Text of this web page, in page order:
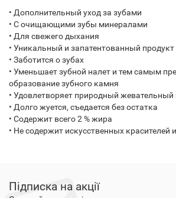
• Дополнительный уход за зубами
• C очищающими зубы минералами
• Для свежего дыхания
• Уникальный и запатентованный продукт
• Заботится о зубах
• Уменьшает зубной налет и тем самым
образование зубного камня
• Удовлетворяет природный жевательный
• Долго жуется, съедается без остатка
• Содержит всего 2 % жира
• Не содержит искусственных красителей
Підписка на акції